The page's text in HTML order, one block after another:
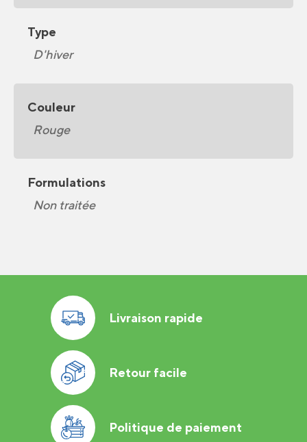
Type
D'hiver
Couleur
Rouge
Formulations
Non traitée
Livraison rapide
Retour facile
Politique de paiement